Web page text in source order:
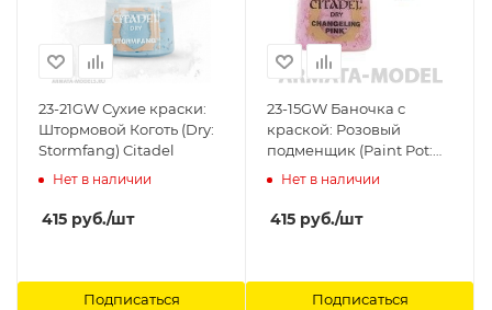
23-21GW Сухие краски:
Штормовой Коготь (Dry:
Stormfang) Citadel
Нет в наличии
415 руб./шт
Подписаться
23-15GW Баночка с
краской: Розовый
подменщик (Paint Pot:
Changeling Pink) Citadel
Нет в наличии
415 руб./шт
Подписаться